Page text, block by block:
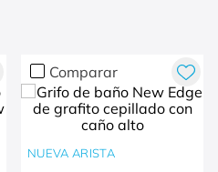
Comparar
NUEVA ARISTA